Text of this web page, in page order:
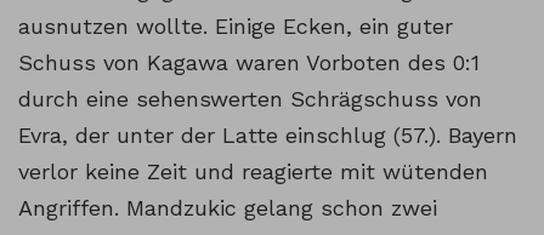
ausnutzen wollte. Einige Ecken, ein guter
Schuss von Kagawa waren Vorboten des 0:1
durch eine sehenswerten Schrägschuss von
Evra, der unter der Latte einschlug (57.). Bayern
verlor keine Zeit und reagierte mit wütenden
Angriffen. Mandzukic gelang schon zwei